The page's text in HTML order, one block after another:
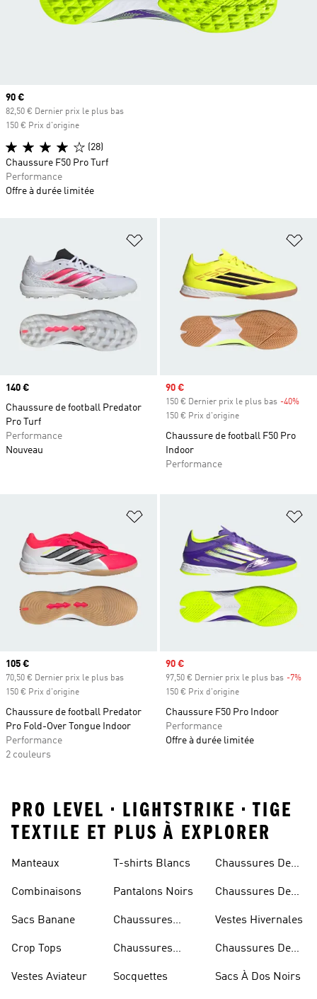
Ajouter à la Liste de produits
Prix
140 €
Chaussure de football Predator
Pro Turf
Performance
Nouveau
Prix soldé
90 €
150 € Dernier prix le plus bas -40%
150 € Prix d'origine
Chaussure de football F50 Pro
Indoor
Performance
Ajouter à la Liste de produits
Prix actuel
105 €
70,50 € Dernier prix le plus bas
150 € Prix d'origine
Chaussure de football Predator
Pro Fold-Over Tongue Indoor
Performance
2 couleurs
Prix soldé
90 €
97,50 € Dernier prix le plus bas -7%
150 € Prix d'origine
Chaussure F50 Pro Indoor
Performance
Offre à durée limitée
Prix actuel
90 €
82,50 € Dernier prix le plus bas
150 € Prix d'origine
(28)
Chaussure F50 Pro Turf
Performance
Offre à durée limitée
PRO LEVEL • LIGHTSTRIKE • TIGE
TEXTILE ET PLUS À EXPLORER
Manteaux
Combinaisons
Sacs Banane
Crop Tops
Vestes Aviateur
T-shirts Blancs
Pantalons Noirs
Chaussures
Chaussures
Socquettes
Chaussures De
Chaussures De
Vestes Hivernales
Chaussures De
Sacs À Dos Noirs